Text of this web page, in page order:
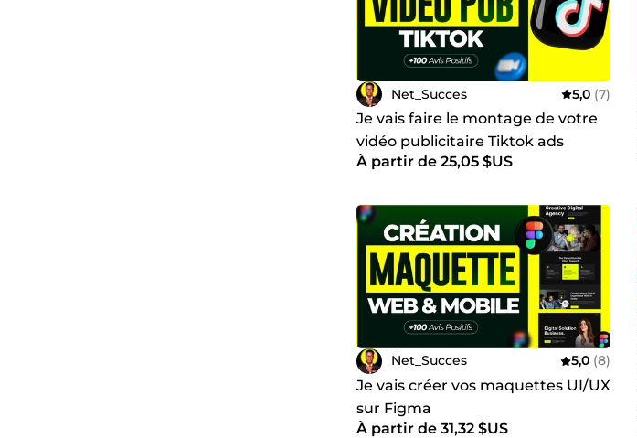
Net_Succes 5,0 (7)
Je vais faire le montage de votre
vidéo publicitaire Tiktok ads
À partir de 25,05 $US
Net_Succes 5,0 (8)
Je vais créer vos maquettes UI/UX
sur Figma
À partir de 31,32 $US